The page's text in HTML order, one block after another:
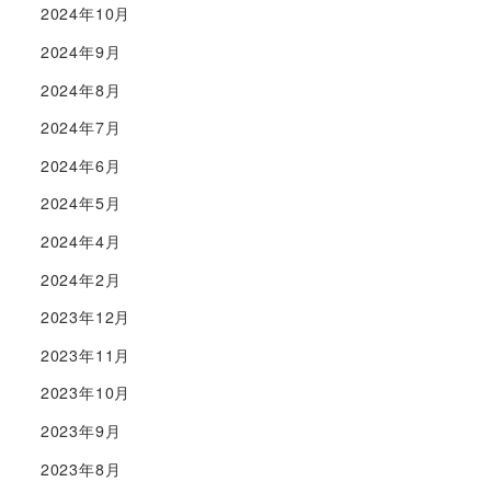
2024年10月
2024年9月
2024年8月
2024年7月
2024年6月
2024年5月
2024年4月
2024年2月
2023年12月
2023年11月
2023年10月
2023年9月
2023年8月